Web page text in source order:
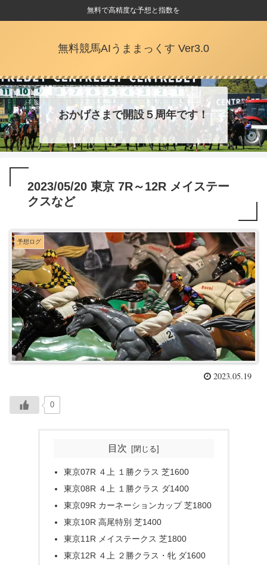
無料で高精度な予想と指数を
無料競馬AIうままっくす Ver3.0
おかげさまで開設５周年です！
2023/05/20 東京 7R～12R メイステー
クスなど
予想ログ
2023.05.19
0
目次
東京07R ４上 １勝クラス 芝1600
東京08R ４上 １勝クラス ダ1400
東京09R カーネーションカップ 芝1800
東京10R 高尾特別 芝1400
東京11R メイステークス 芝1800
東京12R ４上 ２勝クラス・牝 ダ1600